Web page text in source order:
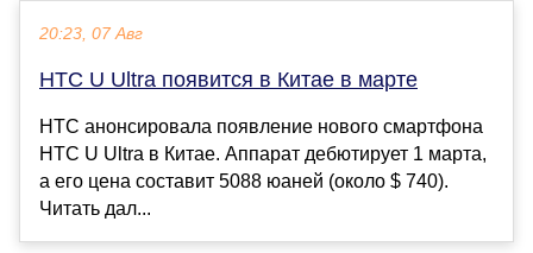
20:23, 07 Авг
HTC U Ultra появится в Китае в марте
HTC анонсировала появление нового смартфона
HTC U Ultra в Китае. Аппарат дебютирует 1 марта,
а его цена составит 5088 юаней (около $ 740).
Читать дал...